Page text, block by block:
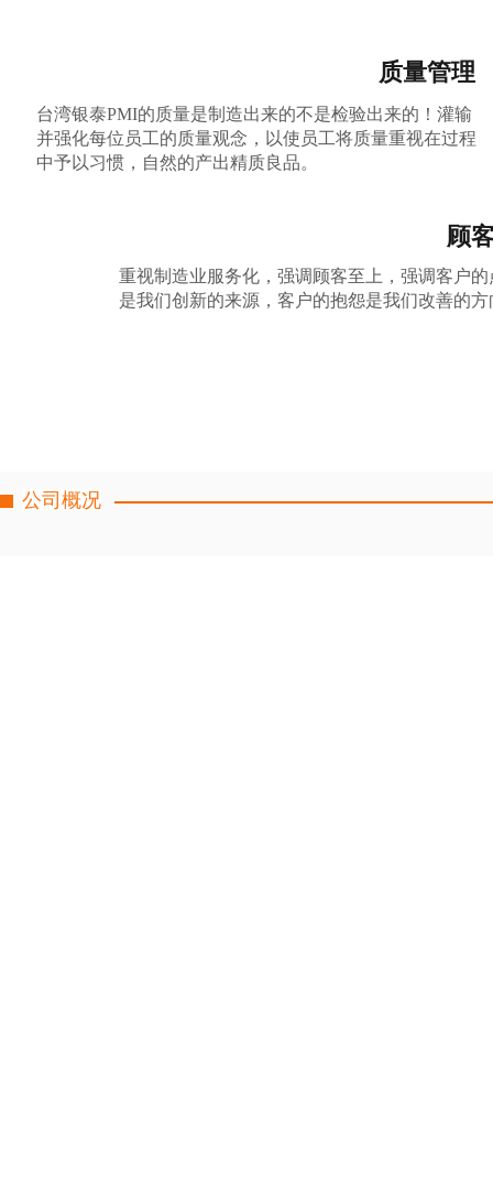
台湾银泰PMI的质量是制造出来的不是检验出来的！灌输
并强化每位员工的质量观念，以使员工将质量重视在过程
中予以习惯，自然的产出精质良品。
重视制造业服务化，强调顾客至上，强调客户的
是我们创新的来源，客户的抱怨是我们改善的方
质量管理
顾
公司概况